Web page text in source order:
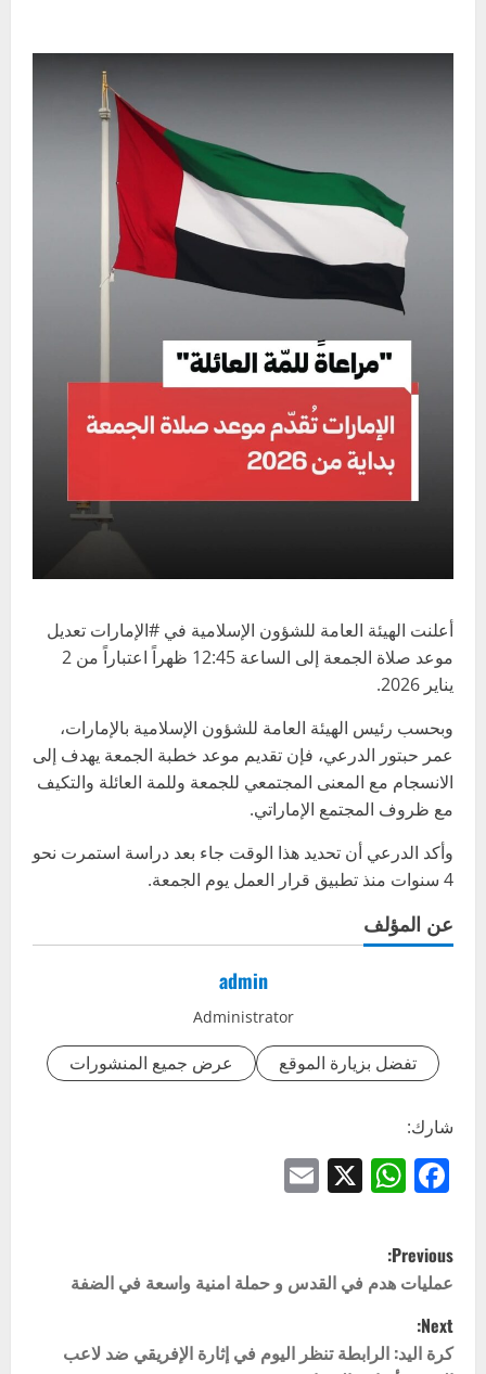
أعلنت الهيئة العامة للشؤون الإسلامية في #الإمارات تعديل
موعد صلاة الجمعة إلى الساعة 12:45 ظهراً اعتباراً من 2
يناير 2026.
وبحسب رئيس الهيئة العامة للشؤون الإسلامية بالإمارات،
عمر حبتور الدرعي، فإن تقديم موعد خطبة الجمعة يهدف إلى
الانسجام مع المعنى المجتمعي للجمعة وللمة العائلة والتكيف
مع ظروف المجتمع الإماراتي.
وأكد الدرعي أن تحديد هذا الوقت جاء بعد دراسة استمرت نحو
4 سنوات منذ تطبيق قرار العمل يوم الجمعة.
عن المؤلف
admin
Administrator
تفضل بزيارة الموقع عرض جميع المنشورات
شارك:
Facebook
WhatsApp
X
P
o
s
Previous:
عمليات هدم في القدس و حملة امنية واسعة في الضفة
Next:
كرة اليد: الرابطة تنظر اليوم في إثارة الإفريقي ضد لاعب